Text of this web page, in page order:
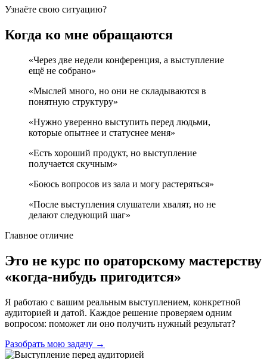
Узнаёте свою ситуацию?
Когда ко мне обращаются
«Через две недели конференция, а выступление
ещё не собрано»
«Мыслей много, но они не складываются в
понятную структуру»
«Нужно уверенно выступить перед людьми,
которые опытнее и статуснее меня»
«Есть хороший продукт, но выступление
получается скучным»
«Боюсь вопросов из зала и могу растеряться»
«После выступления слушатели хвалят, но не
делают следующий шаг»
Главное отличие
Это не курс по ораторскому мастерству
«когда-нибудь пригодится»
Я работаю с вашим реальным выступлением, конкретной
аудиторией и датой. Каждое решение проверяем одним
вопросом: поможет ли оно получить нужный результат?
Разобрать мою задачу →